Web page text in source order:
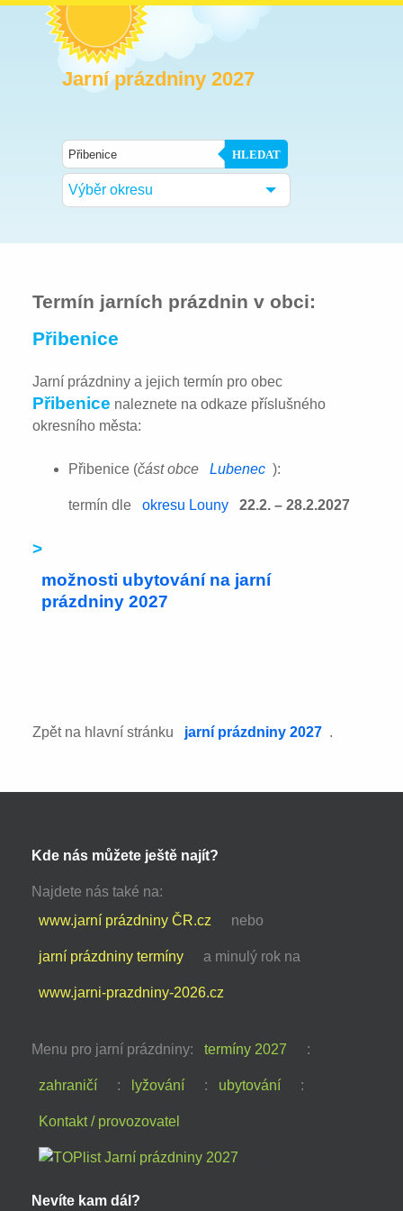
Jarní prázdniny 2027
HLEDAT
Výběr okresu
Termín jarních prázdnin v obci:
Přibenice
Jarní prázdniny a jejich termín pro obec
Přibenice naleznete na odkaze příslušného
okresního města:
Přibenice (část obce Lubenec ):
termín dle okresu Louny 22.2. – 28.2.2027
>
možnosti ubytování na jarní
prázdniny 2027
Zpět na hlavní stránku jarní prázdniny 2027 .
Kde nás můžete ještě najít?
Najdete nás také na:
www.jarní prázdniny ČR.cz
nebo
jarní prázdniny termíny a minulý rok na
www.jarni-prazdniny-2026.cz
Menu pro jarní prázdniny: termíny 2027 :
zahraničí : lyžování : ubytování :
Kontakt / provozovatel
Nevíte kam dál?